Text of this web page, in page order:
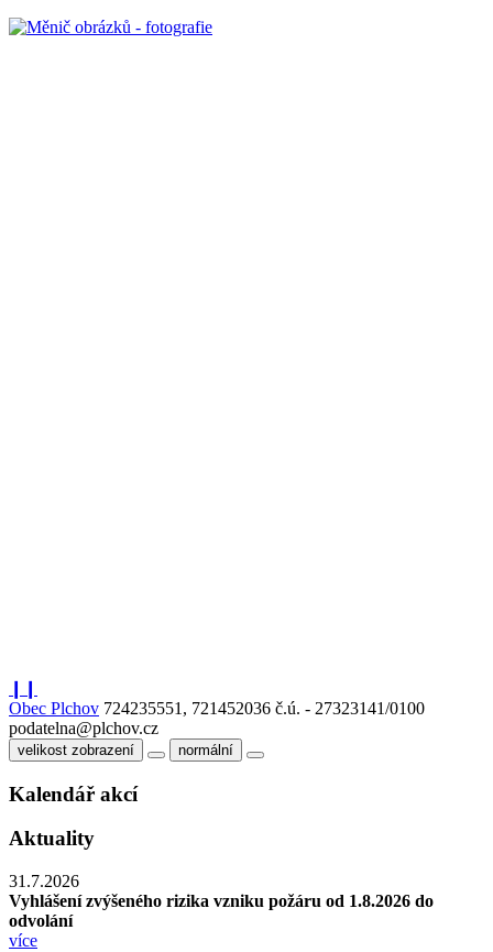
Obec Plchov 724235551, 721452036 č.ú. - 27323141/0100
podatelna@plchov.cz
velikost zobrazení normální
Kalendář akcí
Aktuality
31.7.2026
Vyhlášení zvýšeného rizika vzniku požáru od 1.8.2026 do
odvolání
více